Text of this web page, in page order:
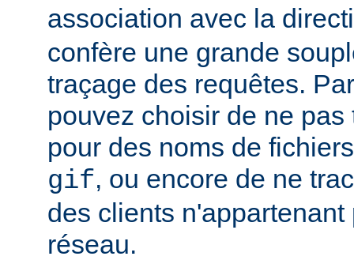
association avec la
confère une grande
traçage des requêtes.
pouvez choisir de ne
pour des noms de
gif, ou encore de ne
des clients
réseau.